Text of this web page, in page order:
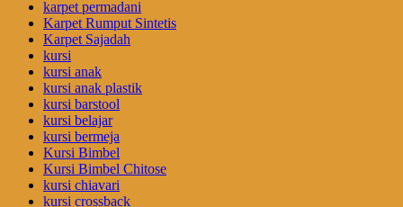
karpet permadani
Karpet Rumput Sintetis
Karpet Sajadah
kursi
kursi anak
kursi anak plastik
kursi barstool
kursi belajar
kursi bermeja
Kursi Bimbel
Kursi Bimbel Chitose
kursi chiavari
kursi crossback